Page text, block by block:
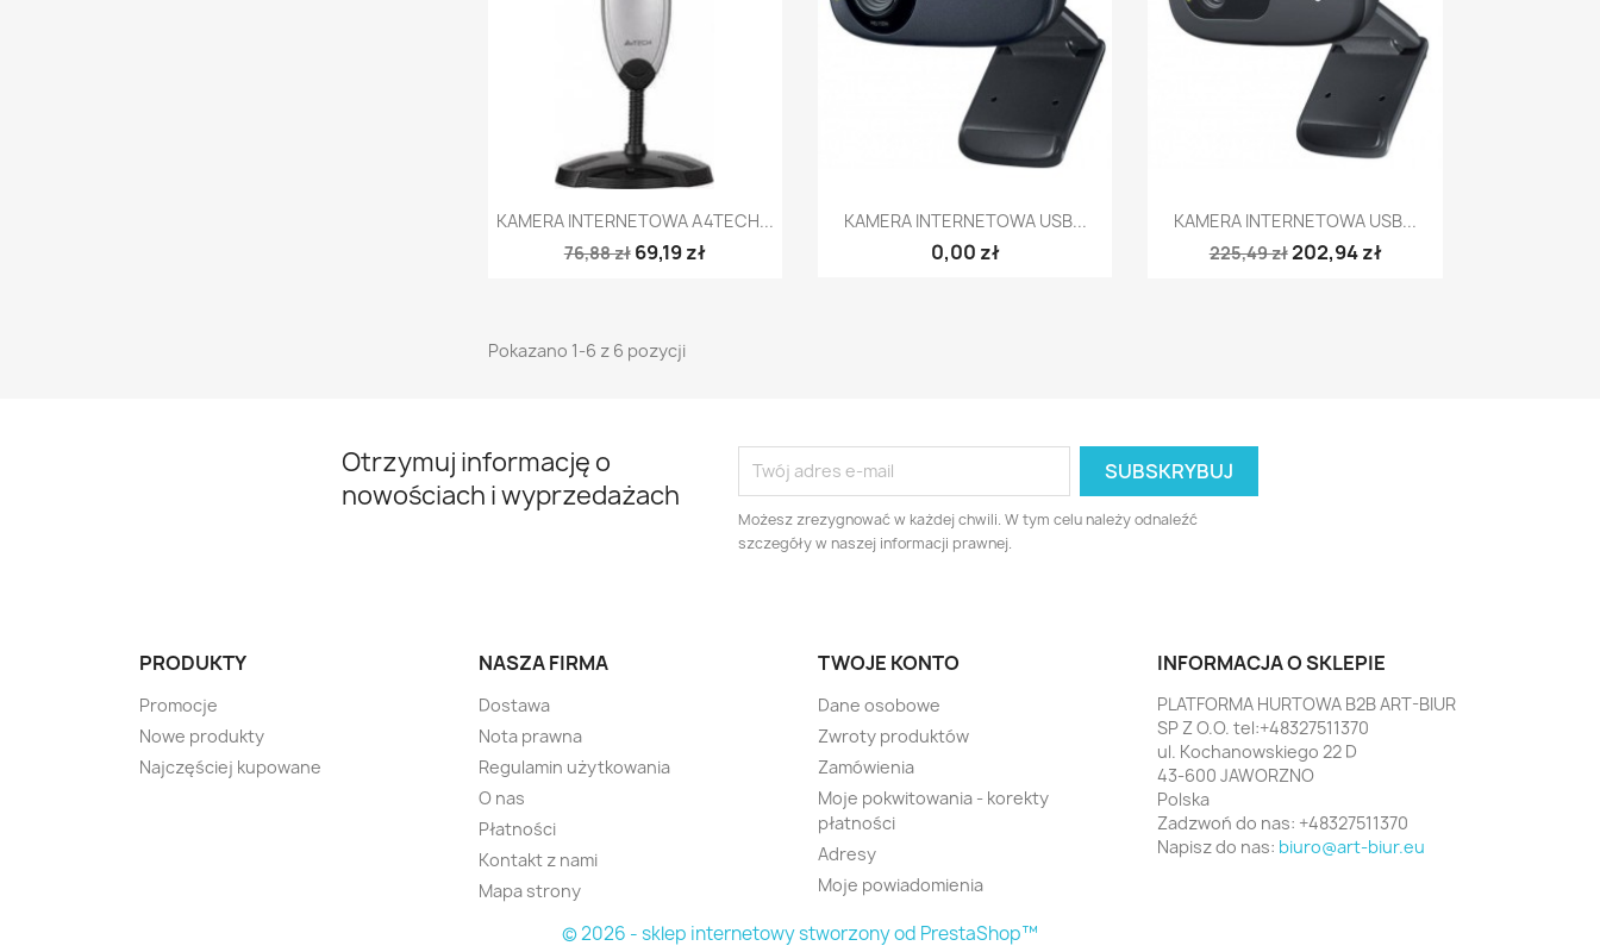
Szybki podgląd
KAMERA INTERNETOWA A4TECH...
76,88 zł 69,19 zł
Szybki podgląd
KAMERA INTERNETOWA USB...
0,00 zł
Szybki podgląd
KAMERA INTERNETOWA USB...
225,49 zł202,94 zł
Pokazano 1-6 z 6 pozycji
Otrzymuj informację o
nowościach i wyprzedażach
Możesz zrezygnować w każdej chwili. W tym celu należy odnaleźć
szczegóły w naszej informacji prawnej.
PRODUKTY
Promocje
Nowe produkty
Najczęściej kupowane
NASZA FIRMA
Dostawa
Nota prawna
Regulamin użytkowania
O nas
Płatności
Kontakt z nami
Mapa strony
TWOJE KONTO
Dane osobowe
Zwroty produktów
Zamówienia
Moje pokwitowania - korekty
płatności
Adresy
Moje powiadomienia
INFORMACJA O SKLEPIE
PLATFORMA HURTOWA B2B ART-BIUR
SP Z O.O. tel:+48327511370
ul. Kochanowskiego 22 D
43-600 JAWORZNO
Polska
Zadzwoń do nas: +48327511370
Napisz do nas: biuro@art-biur.eu
© 2026 - sklep internetowy stworzony od PrestaShop™